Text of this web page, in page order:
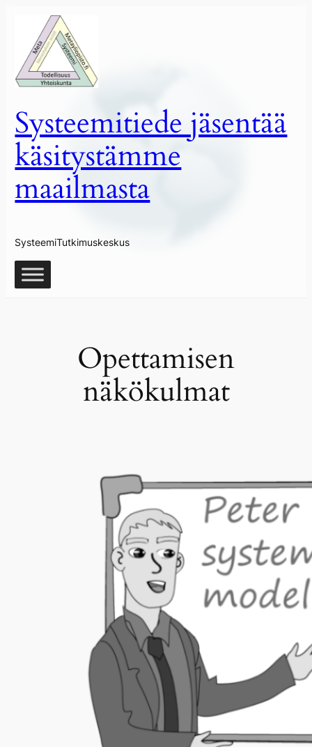
sisältöön
Systeemitiede jäsentää
käsitystämme
maailmasta
SysteemiTutkimuskeskus
Opettamisen
näkökulmat